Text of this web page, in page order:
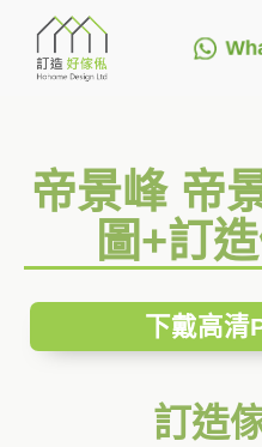
帝景峰 帝
圖+訂
下戴高清
訂造